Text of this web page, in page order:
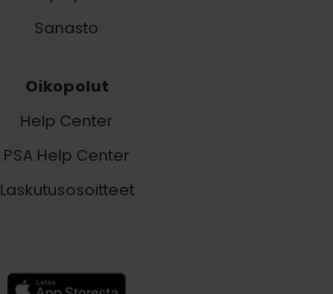
Sanasto
Oikopolut
Help Center
PSA Help Center
Laskutusosoitteet